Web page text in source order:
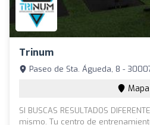
Trinum
Paseo de Sta. Águeda, 8 -
Mapa
SI BUSCAS RESULTADOS
mismo. Tu centro de